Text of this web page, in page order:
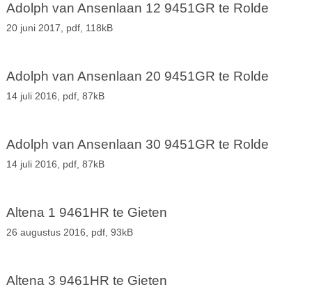
Adolph van Ansenlaan 12 9451GR te Rolde
20 juni 2017, pdf, 118kB
Adolph van Ansenlaan 20 9451GR te Rolde
14 juli 2016, pdf, 87kB
Adolph van Ansenlaan 30 9451GR te Rolde
14 juli 2016, pdf, 87kB
Altena 1 9461HR te Gieten
26 augustus 2016, pdf, 93kB
Altena 3 9461HR te Gieten